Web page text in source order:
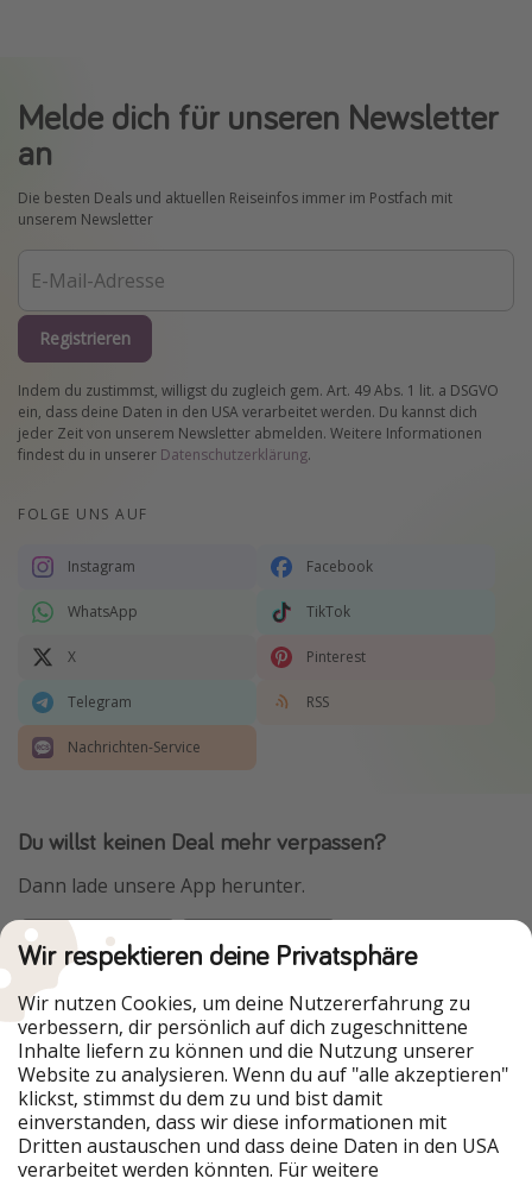
Melde dich für unseren Newsletter
an
Die besten Deals und aktuellen Reiseinfos immer im Postfach mit
unserem Newsletter
Registrieren
Indem du zustimmst, willigst du zugleich gem. Art. 49 Abs. 1 lit. a DSGVO
ein, dass deine Daten in den USA verarbeitet werden. Du kannst dich
jeder Zeit von unserem Newsletter abmelden. Weitere Informationen
findest du in unserer Datenschutzerklärung.
FOLGE UNS AUF
Instagram Facebook
WhatsApp TikTok
X Pinterest
Telegram RSS
Nachrichten-Service
Du willst keinen Deal mehr verpassen?
Dann lade unsere App herunter.
Urlaubspiraten ist Teil der HolidayPirates Group
Unsere Märkte
PiratinViaggio
HolidayPirates
VakantiePiraten
WakacyjniPiraci
VoyagesPirates
Ferienpiraten
Urlaubspiraten
ViajerosPiratas
TravelPirates
Wir respektieren deine Privatsphäre
Wir nutzen Cookies, um deine Nutzererfahrung zu
verbessern, dir persönlich auf dich zugeschnittene
Inhalte liefern zu können und die Nutzung unserer
Website zu analysieren. Wenn du auf "alle akzeptieren"
klickst, stimmst du dem zu und bist damit
einverstanden, dass wir diese informationen mit
Dritten austauschen und dass deine Daten in den USA
verarbeitet werden könnten. Für weitere